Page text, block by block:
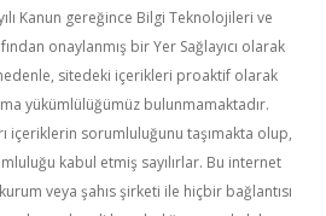
Kanun gereğince Bilgi Teknolojileri ve
onaylanmış bir Yer Sağlayıcı olarak
sitedeki içerikleri proaktif olarak
yükümlülüğümüz bulunmamaktadır.
içeriklerin sorumluluğunu taşımakta olup,
kabul etmiş sayılırlar. Bu internet
veya şahıs şirketi ile hiçbir bağlantısı